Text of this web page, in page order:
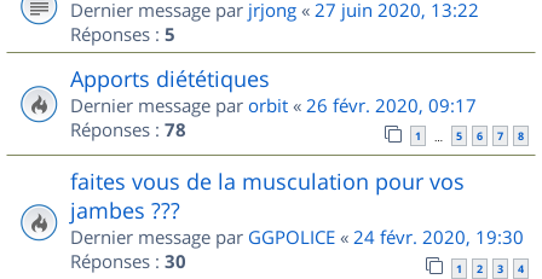
Dernier message par jrjong « 27 juin 2020, 13:22
Réponses : 5
Apports diététiques
Dernier message par orbit « 26 févr. 2020, 09:17
Réponses : 78 1 … 5 6 7 8
faites vous de la musculation pour vos
jambes ???
Dernier message par GGPOLICE « 24 févr. 2020, 19:30
Réponses : 30 1 2 3 4